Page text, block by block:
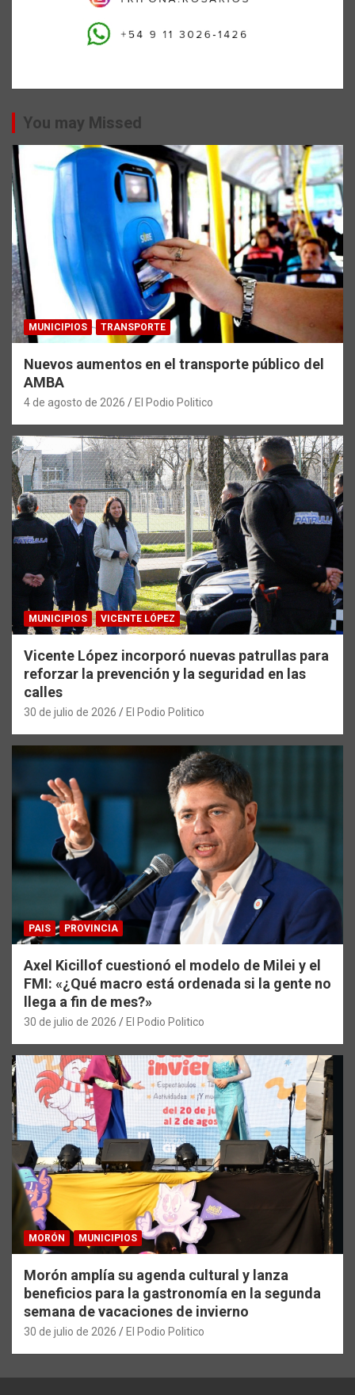
You may Missed
MUNICIPIOS TRANSPORTE
Nuevos aumentos en el transporte público del
AMBA
4 de agosto de 2026 El Podio Politico
MUNICIPIOS VICENTE LÓPEZ
Vicente López incorporó nuevas patrullas para
reforzar la prevención y la seguridad en las
calles
30 de julio de 2026 El Podio Politico
PAIS PROVINCIA
Axel Kicillof cuestionó el modelo de Milei y el
FMI: «¿Qué macro está ordenada si la gente no
llega a fin de mes?»
30 de julio de 2026 El Podio Politico
MORÓN MUNICIPIOS
Morón amplía su agenda cultural y lanza
beneficios para la gastronomía en la segunda
semana de vacaciones de invierno
30 de julio de 2026 El Podio Politico